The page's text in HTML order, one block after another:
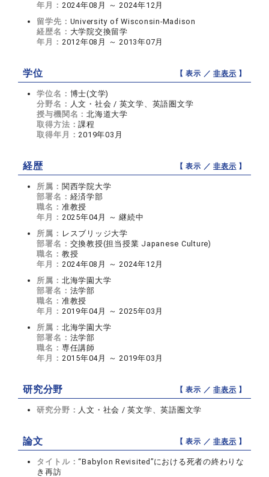
年月： 2024年08月 ～ 2024年12月
留学先： University of Wisconsin-Madison
経歴名： 大学院交換留学
年月： 2012年08月 ～ 2013年07月
学位 【 表示 ／非表示 】
学位名： 博士(文学)
分野名： 人文・社会 / 英文学、英語圏文学
授与機関名：北海道大学
取得方法：課程
取得年月：2019年03月
経歴 【 表示 ／非表示 】
所属： 関西学院大学
部署名： 経済学部
職名： 准教授
年月： 2025年04月 ～ 継続中
所属： レスブリッジ大学
部署名： 交換教授(担当授業 Japanese Culture)
職名： 教授
年月： 2024年08月 ～ 2024年12月
所属： 北海学園大学
部署名： 法学部
職名： 准教授
年月： 2019年04月 ～ 2025年03月
所属： 北海学園大学
部署名： 法学部
職名： 専任講師
年月： 2015年04月 ～ 2019年03月
研究分野 【 表示 ／非表示 】
研究分野： 人文・社会 / 英文学、英語圏文学
論文 【 表示 ／非表示 】
タイトル：“Babylon Revisited”における死者の終わりな
き再訪